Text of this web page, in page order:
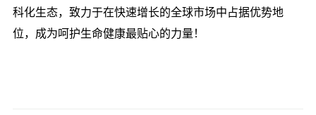
科化生态，致力于在快速增长的全球市场中占据优势地
位，成为呵护生命健康最贴心的力量！